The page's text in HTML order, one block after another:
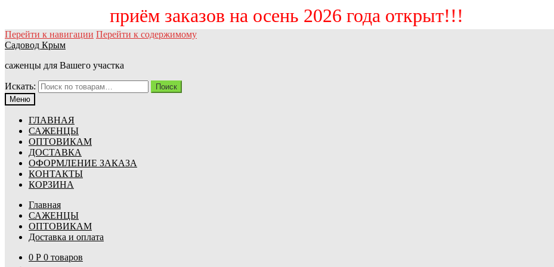
приём заказов на осень 2026 года открыт!!!
Перейти к навигации Перейти к содержимому
Садовод Крым
саженцы для Вашего участка
Искать:
Поиск
Меню
ГЛАВНАЯ
САЖЕНЦЫ
ОПТОВИКАМ
ДОСТАВКА
ОФОРМЛЕНИЕ ЗАКАЗА
КОНТАКТЫ
КОРЗИНА
Главная
САЖЕНЦЫ
ОПТОВИКАМ
Доставка и оплата
0 Р 0 товаров